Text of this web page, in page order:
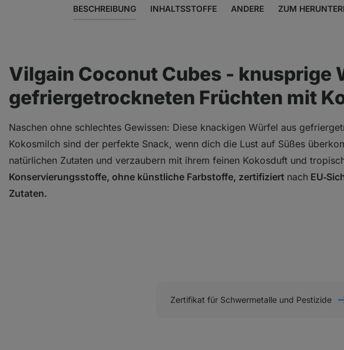
BESCHREIBUNG INHALTSSTOFFE ANDERE ZUM
Vilgain Coconut Cubes - knusprige
gefriergetrockneten Früchten mit
Naschen ohne schlechtes Gewissen: Diese knackigen Würfel aus
Kokosmilch sind der perfekte Snack, wenn dich die Lust auf Süßes
natürlichen Zutaten und verzaubern mit ihrem feinen Kokosduft und
Konservierungsstoffe, ohne künstliche Farbstoffe, zertifiziert nach
Zutaten.
Zertifikat für Schwermetalle und Pestizide